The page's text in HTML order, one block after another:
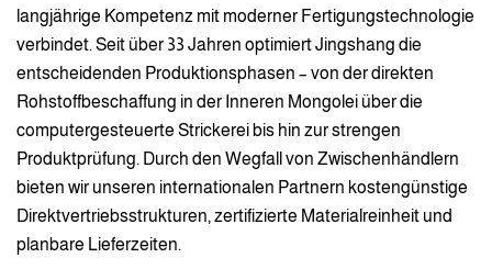
langjährige Kompetenz mit moderner Fertigungstechnologie
verbindet. Seit über 33 Jahren optimiert Jingshang die
entscheidenden Produktionsphasen – von der direkten
Rohstoffbeschaffung in der Inneren Mongolei über die
computergesteuerte Strickerei bis hin zur strengen
Produktprüfung. Durch den Wegfall von Zwischenhändlern
bieten wir unseren internationalen Partnern kostengünstige
Direktvertriebsstrukturen, zertifizierte Materialreinheit und
planbare Lieferzeiten.